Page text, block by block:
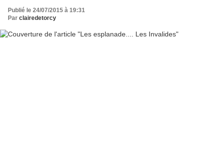
Publié le 24/07/2015 à 19:31
Par clairedetorcy